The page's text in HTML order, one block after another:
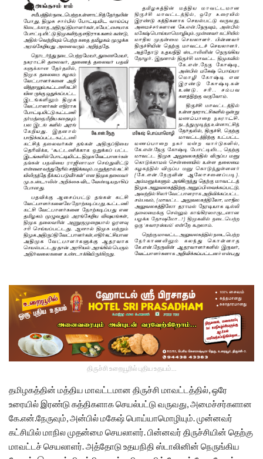
திருச்சி உறையூரில் புதிய உதயம்...
தமிழகத்தின் மத்திய மாவட்டமான திருச்சி மாவட்டத்தில், ஒரே
உரையில் இரண்டு கத்திகளாக செயல்பட்டு வருவது, அமைச்சர்களான
கே.என்.நேருவும், அன்பில் மகேஷ் பொய்யாமொழியும். முன்னவர்
கட்சியில் மாநில முதன்மை செயலாளர். பின்னவர் திருச்சியின் தெற்கு
மாவட்டச் செயலாளர். அத்தோடு உதயநிதி ஸ்டாலினின் நெருங்கிய